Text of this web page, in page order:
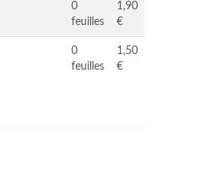
0
feuilles
1,90
€
0
feuilles
1,50
€